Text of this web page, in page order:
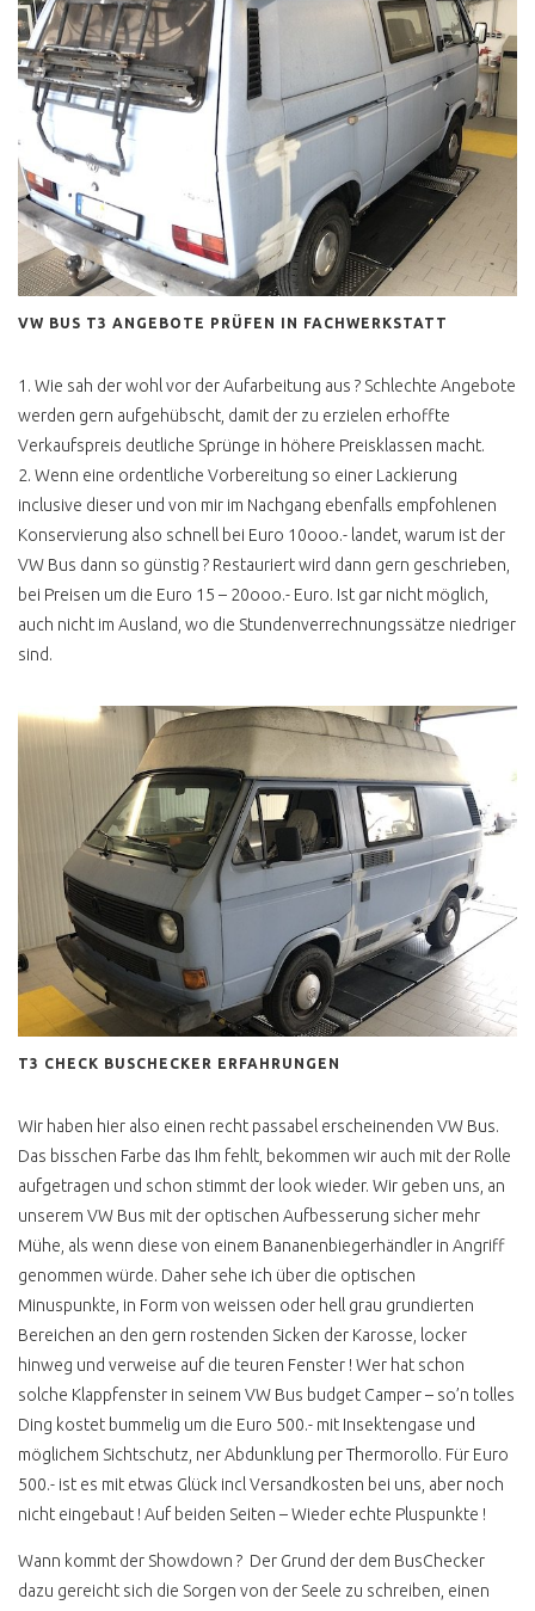
DIEBSTAHLSICHERUNG
T4 RAD REIFEN ÄNDERN
WELCHE
T4 WERKSTATT CHECK
ERGEBNIS
BUSCHECKER
PROBEFAHRT T4
VW BUS T5
REALITÄT
LOW BUDGET CAMPER
TRANSPORTER BILLIG
T5 TECHNISCHE
ÄNDERUNGEN
FAKE ANGEBOTE
KAUFEN FÜR DIE
FINDEN
T5 ROSTVORSORGE
VW BUS T6
T6 E ABT E BUS UMBAU
CALIFORNIA BEACH
LOW BUDGET CAMPER
ID BUZZ
ID BUZZ TEST CAMPING
KAUFEN
VW BUS KAUFEN
TRAUMBUS SELBST
FINDEN
MEIN BUDGET
ONLINE AUKTIONEN
FAKE ANGEBOTE
WERTANLAGE VW BUS
ÜBERFÜHREN
VW BUS CHECK
WERKSTATT
VW BUS T3 ANGEBOTE PRÜFEN IN FACHWERKSTATT
1. Wie sah der wohl vor der Aufarbeitung aus ? Schlechte Angebote
werden gern aufgehübscht, damit der zu erzielen erhoffte
Verkaufspreis deutliche Sprünge in höhere Preisklassen macht.
2. Wenn eine ordentliche Vorbereitung so einer Lackierung
inclusive dieser und von mir im Nachgang ebenfalls empfohlenen
Konservierung also schnell bei Euro 10ooo.- landet, warum ist der
VW Bus dann so günstig ? Restauriert wird dann gern geschrieben,
bei Preisen um die Euro 15 – 20ooo.- Euro. Ist gar nicht möglich,
auch nicht im Ausland, wo die Stundenverrechnungssätze niedriger
sind.
T3 CHECK BUSCHECKER ERFAHRUNGEN
Wir haben hier also einen recht passabel erscheinenden VW Bus.
Das bisschen Farbe das Ihm fehlt, bekommen wir auch mit der Rolle
aufgetragen und schon stimmt der look wieder. Wir geben uns, an
unserem VW Bus mit der optischen Aufbesserung sicher mehr
Mühe, als wenn diese von einem Bananenbiegerhändler in Angriff
genommen würde. Daher sehe ich über die optischen
Minuspunkte, in Form von weissen oder hell grau grundierten
Bereichen an den gern rostenden Sicken der Karosse, locker
hinweg und verweise auf die teuren Fenster ! Wer hat schon
solche Klappfenster in seinem VW Bus budget Camper – so’n tolles
Ding kostet bummelig um die Euro 500.- mit Insektengase und
möglichem Sichtschutz, ner Abdunklung per Thermorollo. Für Euro
500.- ist es mit etwas Glück incl Versandkosten bei uns, aber noch
nicht eingebaut ! Auf beiden Seiten – Wieder echte Pluspunkte !
Wann kommt der Showdown ? Der Grund der dem BusChecker
dazu gereicht sich die Sorgen von der Seele zu schreiben, einen